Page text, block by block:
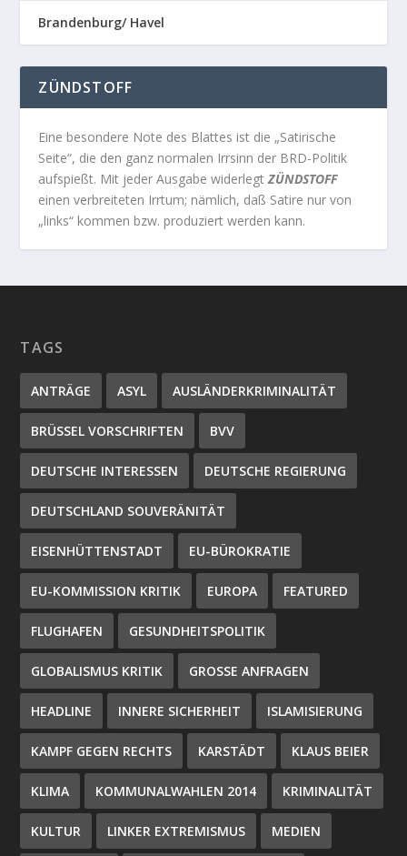
Brandenburg/ Havel
ZÜNDSTOFF
Eine besondere Note des Blattes ist die „Satirische
Seite“, die den ganz normalen Irrsinn der BRD-Politik
aufspießt. Mit jeder Ausgabe widerlegtZÜNDSTOFF
einen verbreiteten Irrtum; nämlich, daß Satire nur von
„links“ kommen bzw. produziert werden kann.
TAGS
ANTRÄGE ASYL AUSLÄNDERKRIMINALITÄT
BRÜSSEL VORSCHRIFTEN BVV
DEUTSCHE INTERESSEN DEUTSCHE REGIERUNG
DEUTSCHLAND SOUVERÄNITÄT
EISENHÜTTENSTADT EU-BÜROKRATIE
EU-KOMMISSION KRITIK EUROPA FEATURED
FLUGHAFEN GESUNDHEITSPOLITIK
GLOBALISMUS KRITIK GROSSE ANFRAGEN
HEADLINE INNERE SICHERHEIT ISLAMISIERUNG
KAMPF GEGEN RECHTS KARSTÄDT KLAUS BEIER
KLIMA KOMMUNALWAHLEN 2014 KRIMINALITÄT
KULTUR LINKER EXTREMISMUS MEDIEN